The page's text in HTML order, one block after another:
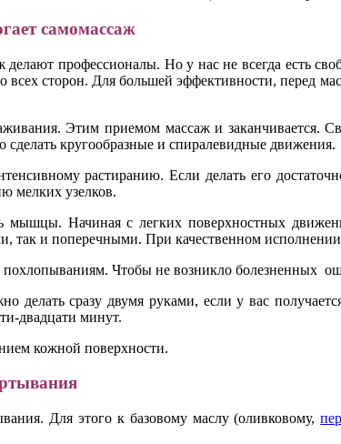
самомассаж
профессионалы. Но у нас не всегда есть
всех сторон. Для большей эффективности, перед
Этим приемом массаж и
кругообразные и спиралевидные движения.
растиранию. Если делать его
мелких узелков.
мышцы. Начиная с легких поверхностных
так и поперечными. При качественном
похлопываниям. Чтобы не возникло болезненных
делать сразу двумя руками, если у вас
двадцати минут.
кожной поверхности.
Для этого к базовому маслу (оливковому,